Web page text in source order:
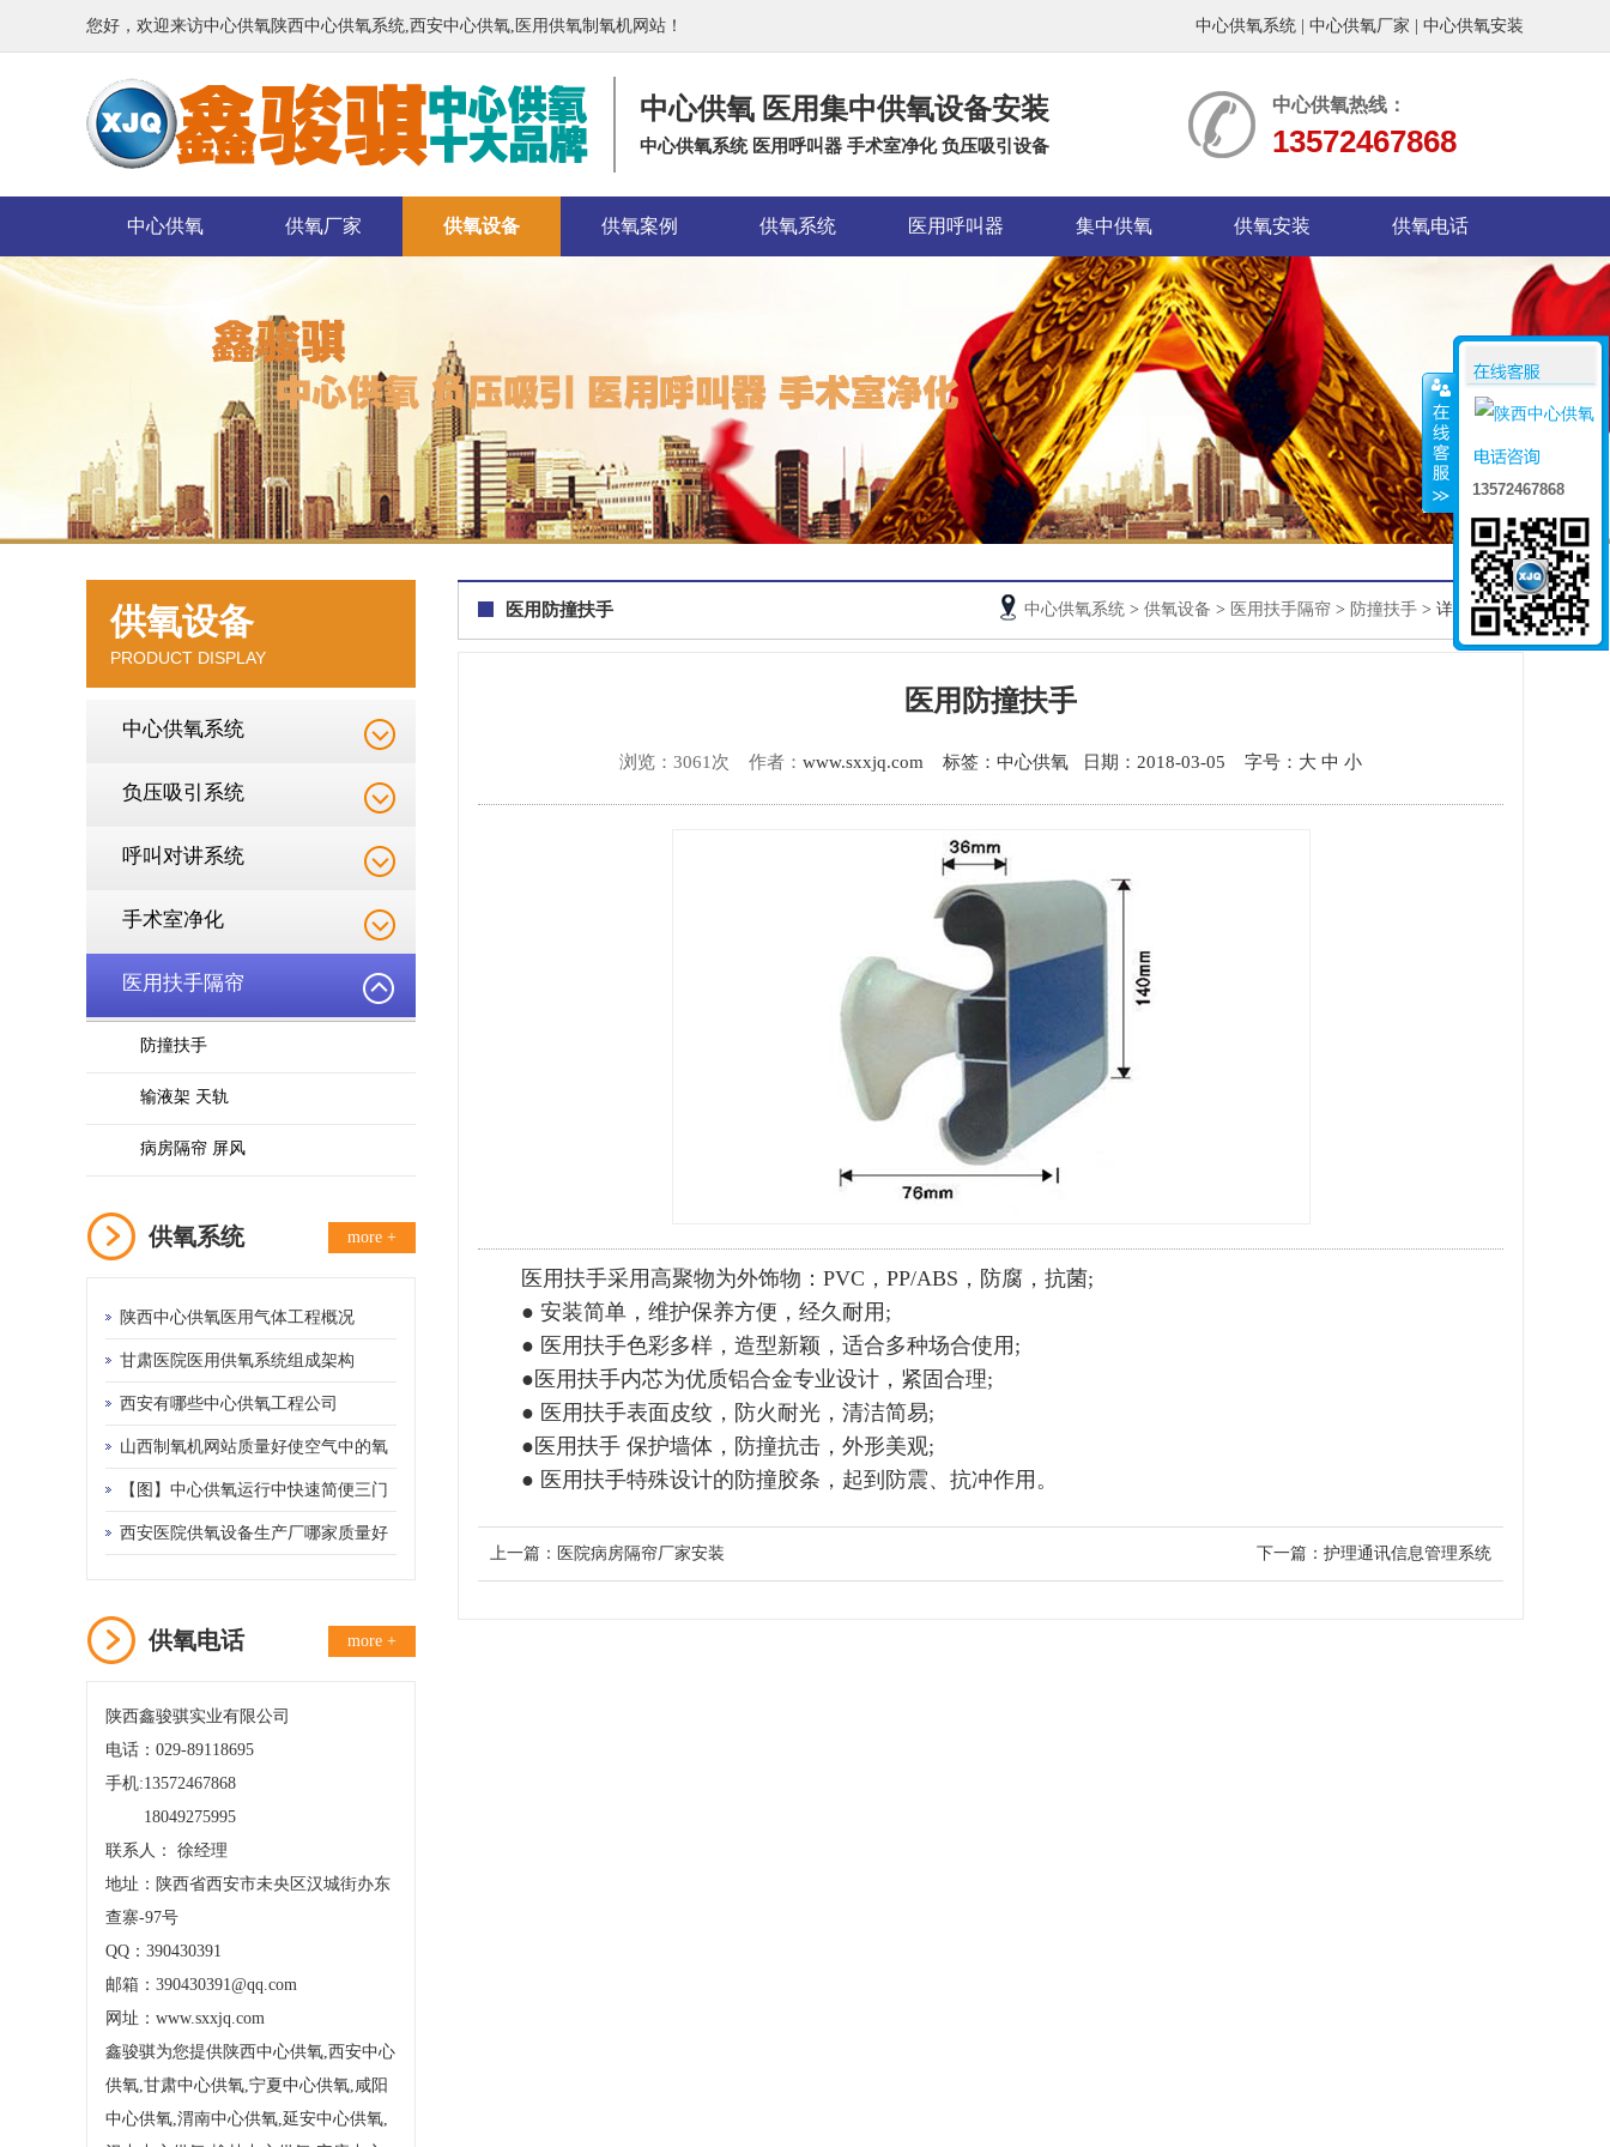
您好，欢迎来访中心供氧陕西中心供氧系统,西安中心供氧,医用供氧制氧机网站！ 中心供氧系统 中心供氧厂家 中心供氧安装
中心供氧 医用集中供氧设备安装
中心供氧系统 医用呼叫器 手术室净化 负压吸引设备
中心供氧热线：
13572467868
中心供氧 供氧厂家 供氧设备 供氧案例 供氧系统 医用呼叫器 集中供氧 供氧安装 供氧电话
供氧设备
PRODUCT DISPLAY
中心供氧系统
负压吸引系统
呼叫对讲系统
手术室净化
医用扶手隔帘
防撞扶手
输液架 天轨
病房隔帘 屏风
供氧系统 more +
陕西中心供氧医用气体工程概况
甘肃医院医用供氧系统组成架构
西安有哪些中心供氧工程公司
山西制氧机网站质量好使空气中的氧
和氮气得以分离
【图】中心供氧运行中快速简便三门
峡供氧机管理制度
西安医院供氧设备生产厂哪家质量好
供氧电话 more +
陕西鑫骏骐实业有限公司
电话：029-89118695
手机:13572467868
18049275995
联系人： 徐经理
地址：陕西省西安市未央区汉城街办东
查寨-97号
QQ：390430391
邮箱：390430391@qq.com
网址：www.sxxjq.com
鑫骏骐为您提供陕西中心供氧,西安中心
供氧,甘肃中心供氧,宁夏中心供氧,咸阳
中心供氧,渭南中心供氧,延安中心供氧,
医用防撞扶手 中心供氧系统 > 供氧设备 > 医用扶手隔帘 > 防撞扶手 > 详细信息
医用防撞扶手
浏览：3061次 作者： www.sxxjq.com 标签：中心供氧 日期：2018-03-05 字号： 大 中 小
医用扶手采用高聚物为外饰物：PVC，PP/ABS，防腐，抗菌;
● 安装简单，维护保养方便，经久耐用;
● 医用扶手色彩多样，造型新颖，适合多种场合使用;
●医用扶手内芯为优质铝合金专业设计，紧固合理;
● 医用扶手表面皮纹，防火耐光，清洁简易;
●医用扶手 保护墙体，防撞抗击，外形美观;
● 医用扶手特殊设计的防撞胶条，起到防震、抗冲作用。
上一篇： 医院病房隔帘厂家安装 下一篇： 护理通讯信息管理系统
13572467868